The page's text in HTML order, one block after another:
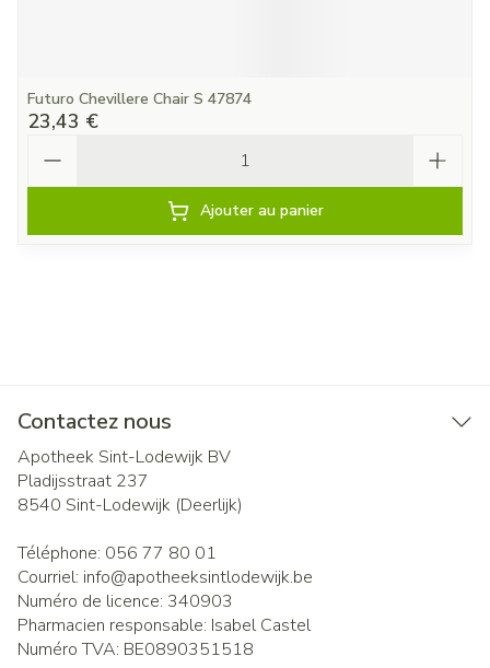
Futuro Chevillere Chair S 47874
23,43 €
Ajouter au panier
Contactez nous
Apotheek Sint-Lodewijk BV
Pladijsstraat 237
8540 Sint-Lodewijk (Deerlijk)
Téléphone: 056 77 80 01
Courriel: info@apotheeksintlodewijk.be
Numéro de licence: 340903
Pharmacien responsable: Isabel Castel
Numéro TVA: BE0890351518